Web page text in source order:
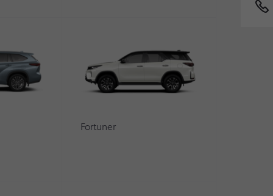
Fortuner